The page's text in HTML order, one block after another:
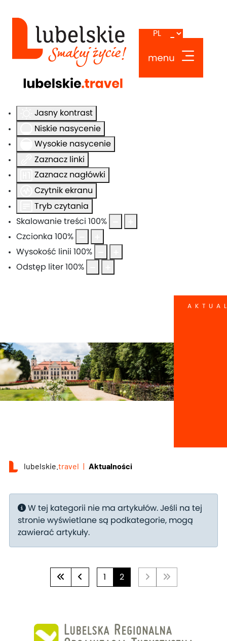
Ułatwienia dostępu
Odwróć kolory
Monochromatyczny
Jasny kontrast
Niskie nasycenie
Wysokie nasycenie
Zaznacz linki
Zaznacz nagłówki
Czytnik ekranu
Tryb czytania
Skalowanie treści 100%
Czcionka 100%
Wysokość linii 100%
Odstęp liter 100%
lubelskie.travel Aktualności
Informacja
W tej kategorii nie ma artykułów. Jeśli na tej
stronie wyświetlane są podkategorie, mogą
zawierać artykuły.
1 2